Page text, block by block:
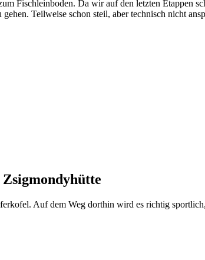
Fischleinboden. Da wir auf den letzten Etappen
Teilweise schon steil, aber technisch nicht
Auf dem Weg dorthin wird es richtig